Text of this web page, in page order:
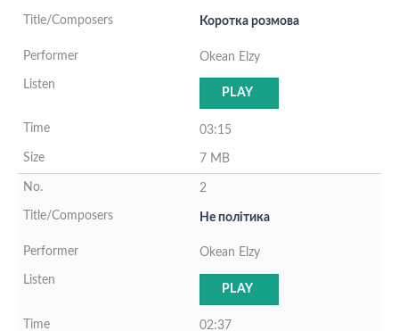
Коротка розмова
Okean Elzy
PLAY
03:15
7 MB
2
Не полiтика
Okean Elzy
PLAY
02:37